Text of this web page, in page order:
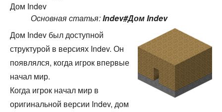
Дом Indev
Основная статья:Indev#Дом Indev
Дом Indev был доступной
структурой в версиях Indev. Он
появлялся, когда игрок впервые
начал мир.
Когда игрок начал мир в
оригинальной версии Indev, дом